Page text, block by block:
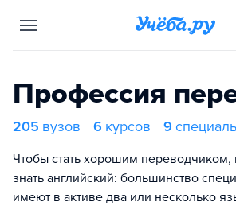
Профессия
205 вузов 6 курсов 9
Чтобы стать хорошим переводчиком,
знать английский: большинство
имеют в активе два или несколько